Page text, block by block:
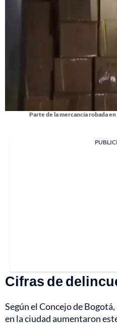
Parte de la mercancía robada
Cifras de
Según el Concejo de
en la ciudad aumentaron